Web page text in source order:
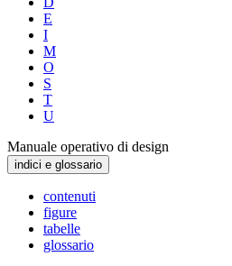
E
I
M
O
S
T
U
Manuale operativo di design
indici e glossario
contenuti
figure
tabelle
glossario